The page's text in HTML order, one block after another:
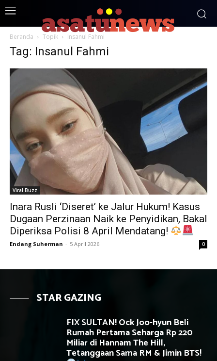
Beranda Topik Insanul Fahmi
Tag: Insanul Fahmi
Viral Buzz
Inara Rusli ‘Diseret’ ke Jalur Hukum! Kasus
Dugaan Perzinaan Naik ke Penyidikan, Bakal
Diperiksa Polisi 8 April Mendatang!
Endang Suherman - 5 April 2026 0
STAR GAZING
FIX SULTAN! Ock Joo-hyun Beli
Rumah Pertama Seharga Rp 220
Miliar di Hannam The Hill,
Tetanggaan Sama RM & Jimin BTS!